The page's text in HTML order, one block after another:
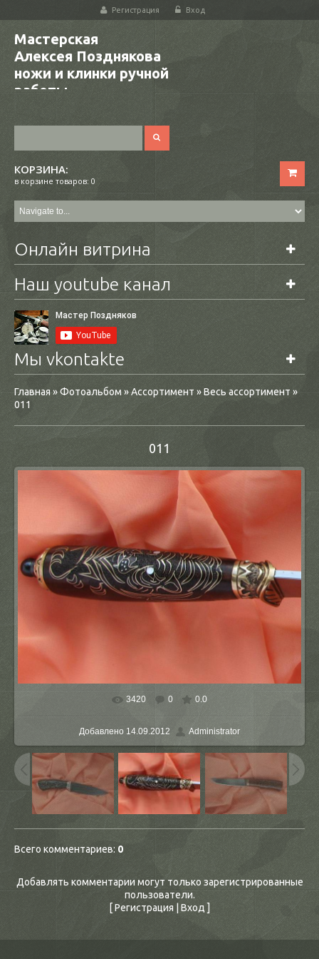
Регистрация Вход
Мастерская
Алексея Позднякова
ножи и клинки ручной
работы
КОРЗИНА:
в корзине товаров: 0
Онлайн витрина
Наш youtube канал
Мы vkontakte
Главная»Фотоальбом »Ассортимент »Весь ассортимент »
011
011
В реальном размере 1256x942
3420 0 0.0
Добавлено 14.09.2012 Administrator
Всего комментариев: 0
Добавлять комментарии могут только зарегистрированные
пользователи.
[Регистрация Вход ]